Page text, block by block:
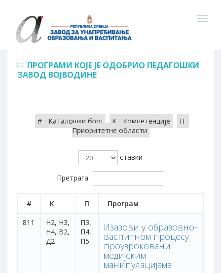
ПРОГРАМИ КОЈЕ ЈЕ ОДОБРИО ПЕДАГОШКИ
ЗАВОД ВОЈВОДИНЕ
# - Каталошки број K - Компетенције
П -
Приоритетне области
ставки
Претрага:
# К П Програм
811
Н2, Н3,
Н4, В2,
Д2
П3,
П4,
П5
Изазови у образовно-
васпитном процесу
проузроковани
медијским
манипулацијама